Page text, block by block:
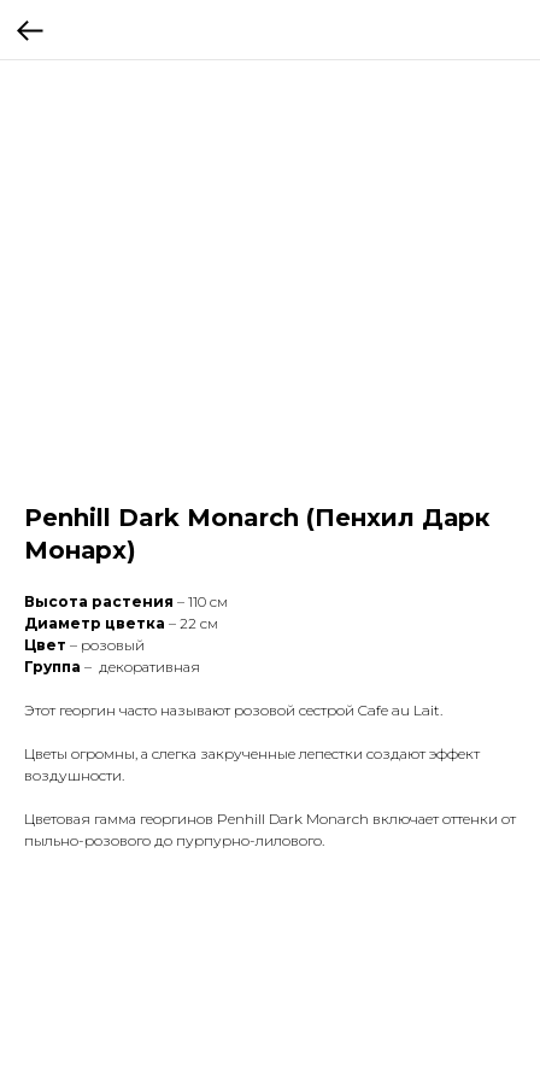
Penhill Dark Monarch (Пенхил Дарк
Монарх)
Высота растения – 110 см
Диаметр цветка – 22 см
Цвет – розовый
Группа – декоративная
Этот георгин часто называют розовой сестрой Cafe au Lait.
Цветы огромны, а слегка закрученные лепестки создают эффект
воздушности.
Цветовая гамма георгинов Penhill Dark Monarch включает оттенки от
пыльно-розового до пурпурно-лилового.